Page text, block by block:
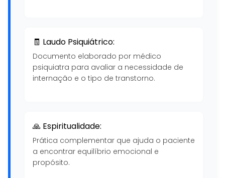
🧾 Laudo Psiquiátrico:
Documento elaborado por médico
psiquiatra para avaliar a necessidade de
internação e o tipo de transtorno.
🙏 Espiritualidade:
Prática complementar que ajuda o paciente
a encontrar equilíbrio emocional e
propósito.